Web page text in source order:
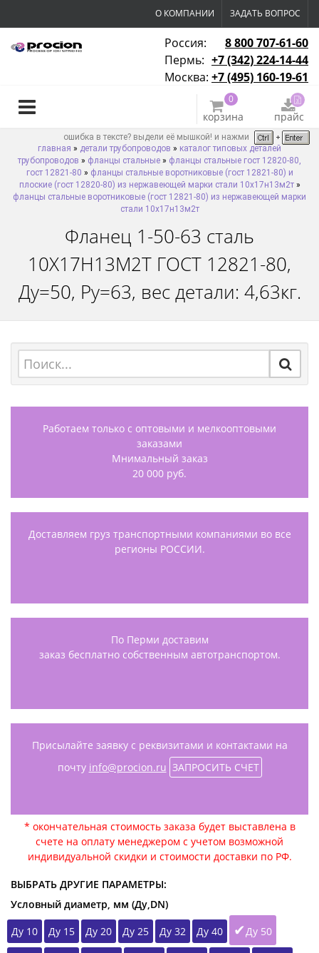
О КОМПАНИИ ЗАДАТЬ ВОПРОС
Россия:
8 800 707-61-60
Пермь: +7 (342) 224-14-44
Москва: +7 (495) 160-19-61
0
корзина прайс
ошибка в тексте? выдели её мышкой! и нажми
главная » детали трубопроводов » каталог типовых деталей
трубопроводов » фланцы стальные » фланцы стальные гост 12820-80,
гост 12821-80 » фланцы стальные воротниковые (гост 12821-80) и
плоские (гост 12820-80) из нержавеющей марки стали 10х17н13м2т»
фланцы стальные воротниковые (гост 12821-80) из нержавеющей марки
стали 10х17н13м2т
Фланец 1-50-63 сталь
10Х17Н13М2Т ГОСТ 12821-80,
Ду=50, Ру=63, вес детали: 4,63кг.
Работаем только с оптовыми и мелкооптовыми
заказами
Мнимальный заказ
20 000 руб.
Доставляем груз транспортными компаниями во все
регионы РОССИИ.
По Перми доставим
заказ бесплатно собственным автотранспортом.
Присылайте заявку с реквизитами и контактами на
почту info@procion.ru ЗАПРОСИТЬ СЧЕТ
* окончательная стоимость заказа будет выставлена в
счете на оплату менеджером с учетом возможной
индивидуальной скидки и стоимости доставки по РФ.
ВЫБРАТЬ ДРУГИЕ ПАРАМЕТРЫ:
Условный диаметр, мм (Ду,DN)
Ду 10
Ду 15 Ду 20 Ду 25 Ду 32 Ду 40 Ду 50